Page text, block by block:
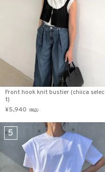
表示する
Front hook knit bustier (chiica selec
t)
¥5,940 （税込）